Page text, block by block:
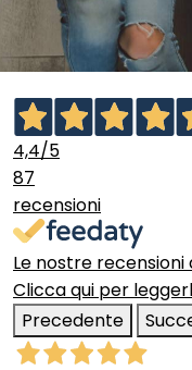
4,4/5
87
recensioni
Le nostre recensioni
Clicca qui per
Precedente